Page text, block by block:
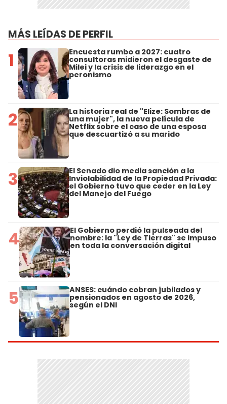
MÁS LEÍDAS DE PERFIL
1 Encuesta rumbo a 2027: cuatro
consultoras midieron el desgaste de
Milei y la crisis de liderazgo en el
peronismo
2 La historia real de "Elize: Sombras de
una mujer", la nueva película de
Netflix sobre el caso de una esposa
que descuartizó a su marido
3 El Senado dio media sanción a la
Inviolabilidad de la Propiedad Privada:
el Gobierno tuvo que ceder en la Ley
del Manejo del Fuego
4 El Gobierno perdió la pulseada del
nombre: la "Ley de Tierras" se impuso
en toda la conversación digital
5 ANSES: cuándo cobran jubilados y
pensionados en agosto de 2026,
según el DNI